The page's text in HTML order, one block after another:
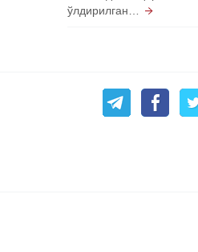
ўлдирилган…